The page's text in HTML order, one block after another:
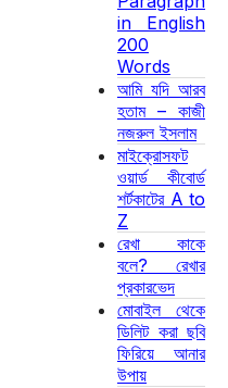
in English
200
Words
আমি যদি আরব
হতাম – কাজী
নজরুল ইসলাম
মাইক্রোসফট
ওয়ার্ড কীবোর্ড
শর্টকাটের A to
Z
রেখা কাকে
বলে? রেখার
প্রকারভেদ
মোবাইল থেকে
ডিলিট করা ছবি
ফিরিয়ে আনার
উপায়